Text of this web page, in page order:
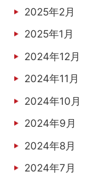
2025年2月
2025年1月
2024年12月
2024年11月
2024年10月
2024年9月
2024年8月
2024年7月